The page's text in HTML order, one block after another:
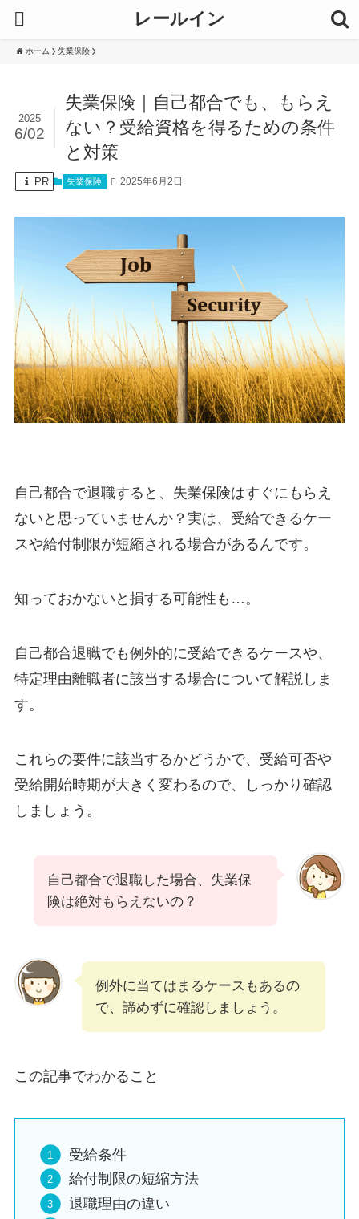
レールイン
ホーム 失業保険
失業保険｜自己都合でも、もらえ
ない？受給資格を得るための条件
と対策
2025
6/02
PR 失業保険 2025年6月2日
自己都合で退職すると、失業保険はすぐにもらえ
ないと思っていませんか？実は、受給できるケー
スや給付制限が短縮される場合があるんです。
知っておかないと損する可能性も…。
自己都合退職でも例外的に受給できるケースや、
特定理由離職者に該当する場合について解説しま
す。
これらの要件に該当するかどうかで、受給可否や
受給開始時期が大きく変わるので、しっかり確認
しましょう。
自己都合で退職した場合、失業保
険は絶対もらえないの？
例外に当てはまるケースもあるの
で、諦めずに確認しましょう。
この記事でわかること
受給条件
給付制限の短縮方法
退職理由の違い